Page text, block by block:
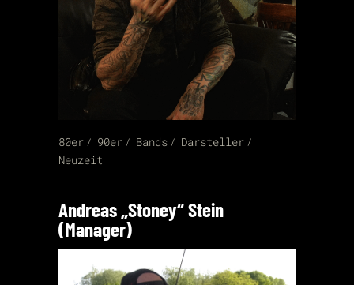
80er 90er Bands
Darsteller
Neuzeit
Andreas „Stoney“ Stein
(Manager)